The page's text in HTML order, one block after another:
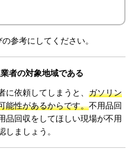
参考にしてください。
者の対象地域である
に依頼してしまうと、ガソリン
能性があるからです。不用品回
品回収をしてほしい現場が不用
しましょう。